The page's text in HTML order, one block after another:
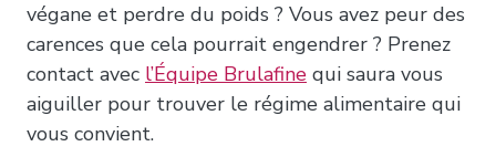
végane et perdre du poids ? Vous avez peur des
carences que cela pourrait engendrer ? Prenez
contact avec l’Équipe Brulafine qui saura vous
aiguiller pour trouver le régime alimentaire qui
vous convient.